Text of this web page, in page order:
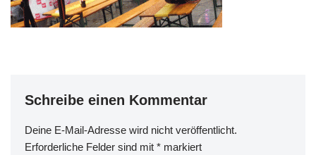
Schreibe einen Kommentar
Deine E-Mail-Adresse wird nicht veröffentlicht.
Erforderliche Felder sind mit * markiert